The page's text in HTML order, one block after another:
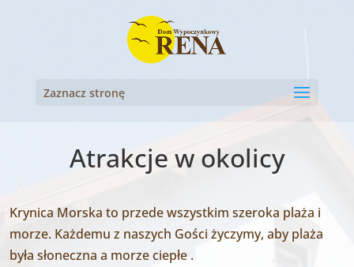
Zaznacz stronę
Atrakcje w okolicy
Krynica Morska to przede wszystkim szeroka plaża i
morze. Każdemu z naszych Gości życzymy, aby plaża
była słoneczna a morze ciepłe .